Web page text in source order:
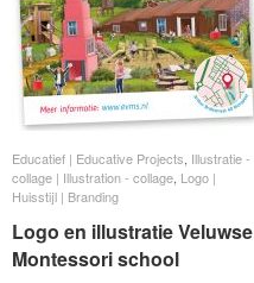
Educatief | Educative Projects Illustratie -
collage | Illustration - collage Logo |
Huisstijl | Branding
Logo en illustratie Veluwse
Montessori school
Educatief | Educative Projects Illustratie -
collage | Illustration - collage Logo |
Huisstijl | Branding
Logo en illustratie Veluwse
Montessori school